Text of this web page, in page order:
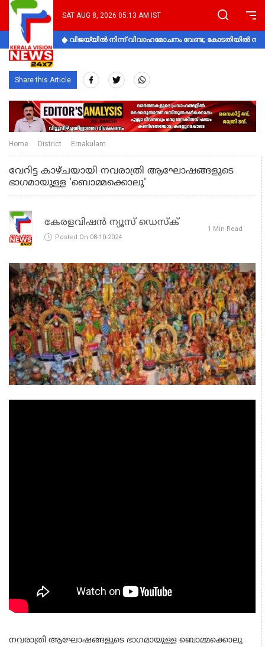
SAT AUG 8, 2026 05:13 AM IST
വിജയ്‌യിൽ നിന്ന് വിവാഹമോചനം വേണ്ട; കോടതിയിൽ
Share this Article
Home District Ernakulam
വേറിട്ട കാഴ്ചയായി നവരാത്രി ആഘോഷങ്ങളുടെ
ഭാഗമായുള്ള 'ബൊമ്മക്കൊലു'
കേരളവിഷൻ ന്യൂസ് ഡെസ്‌ക്
Posted On 08-10-2024
1 Min Read
നവരാത്രി ആഘോഷങ്ങളുടെ ഭാഗമായുള്ള ബൊമ്മക്കൊലു